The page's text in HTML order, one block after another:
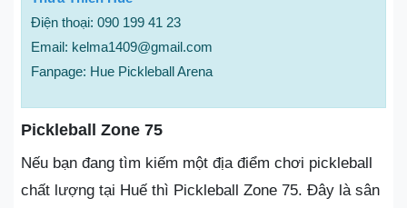
Điện thoại: 090 199 41 23
Email: kelma1409@gmail.com
Fanpage: Hue Pickleball Arena
Pickleball Zone 75
Nếu bạn đang tìm kiếm một địa điểm chơi pickleball
chất lượng tại Huế thì Pickleball Zone 75. Đây là sân